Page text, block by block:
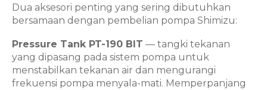
Dua aksesori penting yang sering dibutuhkan
bersamaan dengan pembelian pompa Shimizu:
Pressure Tank PT-190 BIT — tangki tekanan
yang dipasang pada sistem pompa untuk
menstabilkan tekanan air dan mengurangi
frekuensi pompa menyala-mati. Memperpanjang